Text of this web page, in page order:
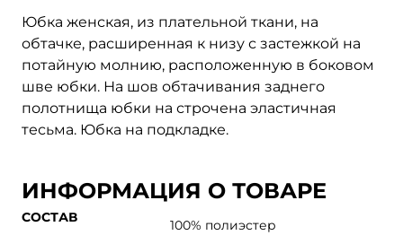
Юбка женская, из плательной ткани, на
обтачке, расширенная к низу с застежкой на
потайную молнию, расположенную в боковом
шве юбки. На шов обтачивания заднего
полотнища юбки на строчена эластичная
тесьма. Юбка на подкладке.
ИНФОРМАЦИЯ О ТОВАРЕ
СОСТАВ
100% полиэстер